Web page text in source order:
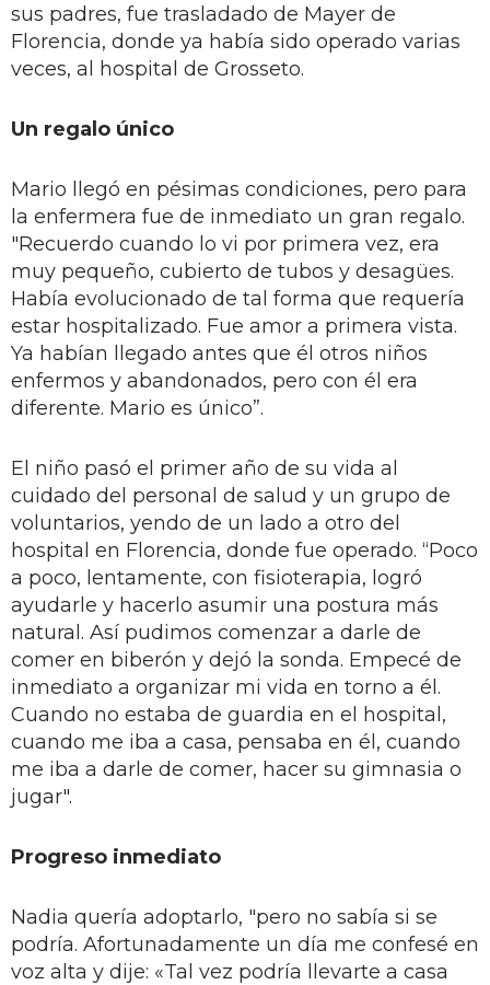
sus padres, fue trasladado de Mayer de
Florencia, donde ya había sido operado varias
veces, al hospital de Grosseto.
Un regalo único
Mario llegó en pésimas condiciones, pero para
la enfermera fue de inmediato un gran regalo.
"Recuerdo cuando lo vi por primera vez, era
muy pequeño, cubierto de tubos y desagües.
Había evolucionado de tal forma que requería
estar hospitalizado. Fue amor a primera vista.
Ya habían llegado antes que él otros niños
enfermos y abandonados, pero con él era
diferente. Mario es único”.
El niño pasó el primer año de su vida al
cuidado del personal de salud y un grupo de
voluntarios, yendo de un lado a otro del
hospital en Florencia, donde fue operado. “Poco
a poco, lentamente, con fisioterapia, logró
ayudarle y hacerlo asumir una postura más
natural. Así pudimos comenzar a darle de
comer en biberón y dejó la sonda. Empecé de
inmediato a organizar mi vida en torno a él.
Cuando no estaba de guardia en el hospital,
cuando me iba a casa, pensaba en él, cuando
me iba a darle de comer, hacer su gimnasia o
jugar".
Progreso inmediato
Nadia quería adoptarlo, "pero no sabía si se
podría. Afortunadamente un día me confesé en
voz alta y dije: «Tal vez podría llevarte a casa